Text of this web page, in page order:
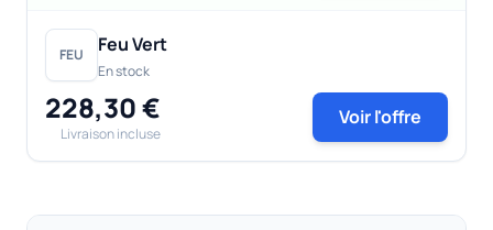
FEU Feu Vert
En stock
228,30 €
Livraison incluse
Voir l'offre